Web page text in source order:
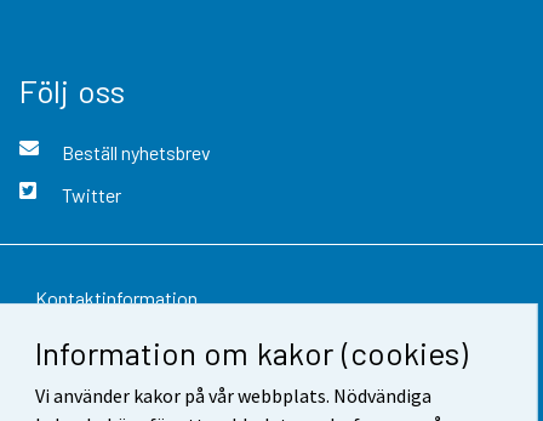
Information om kakor (cookies)
Vi använder kakor på vår webbplats. Nödvändiga
Följ oss
Beställ nyhetsbrev
Twitter
Kontaktinformation
Respons
Användarvillkor